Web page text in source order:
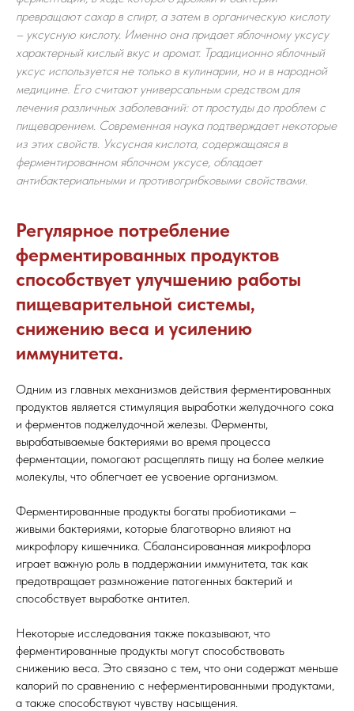
превращают сахар в спирт, а затем в органическую кислоту
– уксусную кислоту. Именно она придает яблочному уксусу
характерный кислый вкус и аромат. Традиционно яблочный
уксус используется не только в кулинарии, но и в народной
медицине. Его считают универсальным средством для
лечения различных заболеваний: от простуды до проблем с
пищеварением. Современная наука подтверждает некоторые
из этих свойств. Уксусная кислота, содержащаяся в
ферментированном яблочном уксусе, обладает
антибактериальными и противогрибковыми свойствами.
Регулярное потребление
ферментированных продуктов
способствует улучшению работы
пищеварительной системы,
снижению веса и усилению
иммунитета.
Одним из главных механизмов действия ферментированных
продуктов является стимуляция выработки желудочного сока
и ферментов поджелудочной железы. Ферменты,
вырабатываемые бактериями во время процесса
ферментации, помогают расщеплять пищу на более мелкие
молекулы, что облегчает ее усвоение организмом.
Ферментированные продукты богаты пробиотиками –
живыми бактериями, которые благотворно влияют на
микрофлору кишечника. Сбалансированная микрофлора
играет важную роль в поддержании иммунитета, так как
предотвращает размножение патогенных бактерий и
способствует выработке антител.
Некоторые исследования также показывают, что
ферментированные продукты могут способствовать
снижению веса. Это связано с тем, что они содержат меньше
калорий по сравнению с неферментированными продуктами,
а также способствуют чувству насыщения.